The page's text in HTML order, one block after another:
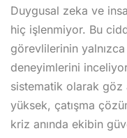
Duygusal zeka ve
hiç işlenmiyor. Bu
görevlilerinin
deneyimlerini
sistematik olarak göz
yüksek, çatışma
kriz anında ekibin